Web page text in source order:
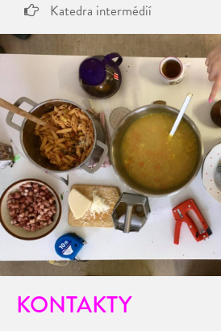
Katedra intermédií
KONTAKTY